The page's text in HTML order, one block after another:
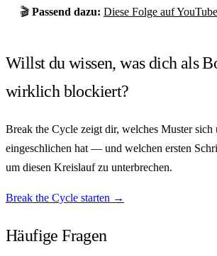
🎬 Passend dazu: Diese Folge auf
Willst du wissen, was dich als
wirklich blockiert?
Break the Cycle zeigt dir, welches Muster sich
eingeschlichen hat — und welchen ersten
um diesen Kreislauf zu unterbrechen.
Break the Cycle starten →
Häufige Fragen